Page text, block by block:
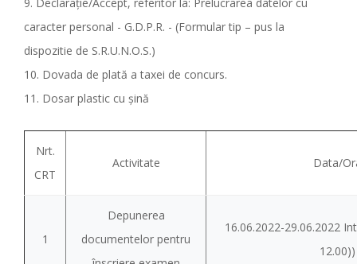
caracter personal - G.D.P.R. - (Formular tip – pus la
dispozitie de S.R.U.N.O.S.)
10. Dovada de plată a taxei de concurs.
11. Dosar plastic cu şină
Nrt.
CRT
Activitate Data/
1
Depunerea
documentelor pentru
16.06.2022-29.06.2022
12.00))